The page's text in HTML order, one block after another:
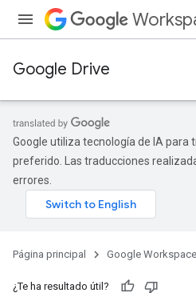
Google Drive
Google utiliza tecnología de IA para
preferido. Las traducciones
errores.
Página principal Google Workspace
¿Te ha resultado útil?